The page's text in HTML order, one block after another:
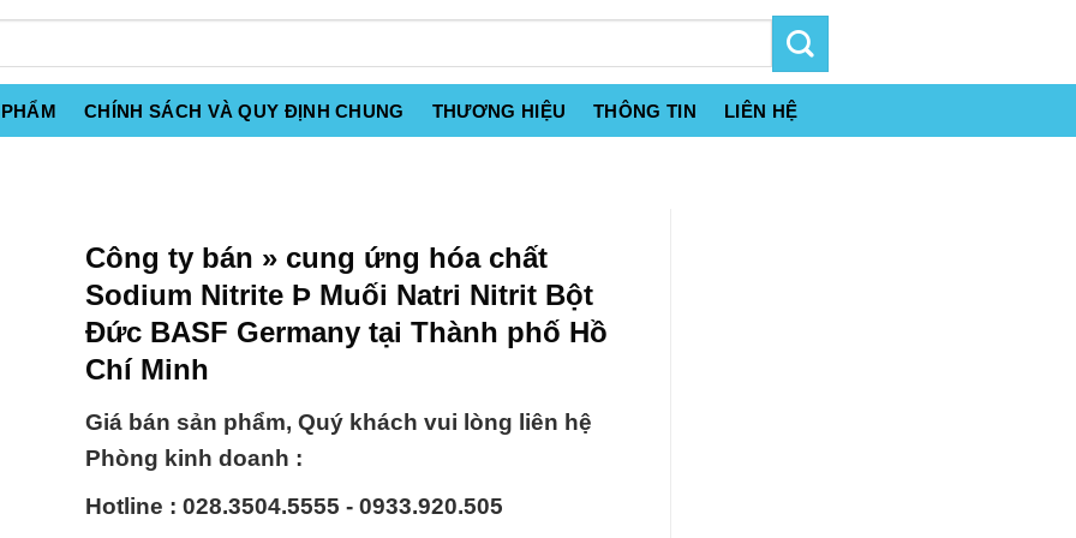
CHÍNH SÁCH VÀ QUY ĐỊNH CHUNG THƯƠNG HIỆU THÔNG TIN LIÊN HỆ
Công ty bán » cung ứng hóa chất
Sodium Nitrite Þ Muối Natri Nitrit Bột
Đức BASF Germany tại Thành phố Hồ
Chí Minh
Giá bán sản phẩm, Quý khách vui lòng liên hệ
Phòng kinh doanh :
Hotline : 028.3504.5555 - 0933.920.505